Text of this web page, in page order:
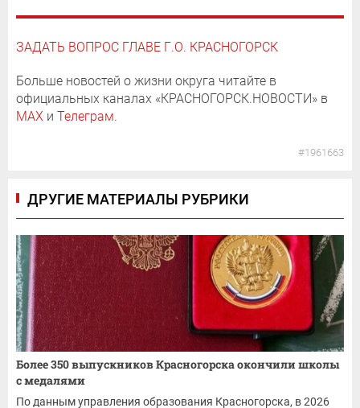
ЗАДАТЬ ВОПРОС ГЛАВЕ Г.О. КРАСНОГОРСК
Больше новостей о жизни округа читайте в
официальных каналах «КРАСНОГОРСК.НОВОСТИ» в
MAX и Телеграм.
#1961663
ДРУГИЕ МАТЕРИАЛЫ РУБРИКИ
Более 350 выпускников Красногорска окончили школы
с медалями
По данным управления образования Красногорска, в 2026